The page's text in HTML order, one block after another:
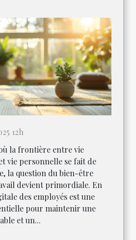
12h
la frontière entre vie
vie personnelle se fait de
la question du bien-être
devient primordiale. En
des employés est une
pour maintenir une
et un...